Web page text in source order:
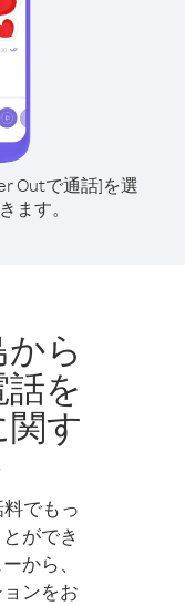
Outで通話]を選
ます。
ら
を
す
でもっ
ができ
から、
ンをお